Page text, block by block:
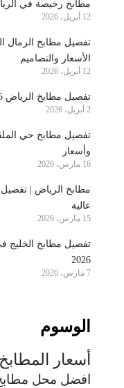
مطابخ رخيصة في
12 أبريل، 2026
الأسعار والتصاميم
12 أبريل، 2026
تفصيل مطابخ الرياض 0510441236
2 أبريل، 2026
تفصيل مطابخ حي
وأسعار
16 مارس، 2026
مطابخ الرياض |
عالية
15 مارس، 2026
تفصيل مطابخ الخليج
2026
7 مارس، 2026
الوسوم
أسعار المطابخ
افضل محل